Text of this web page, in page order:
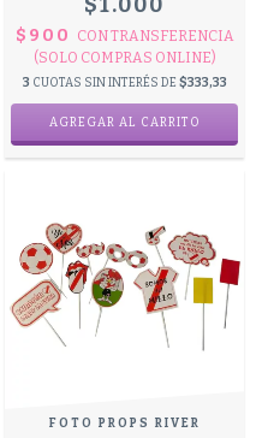
$900 CONTRANSFERENCIA
(SOLO COMPRAS ONLINE)
3 CUOTAS SIN INTERÉS DE $333,33
FOTO PROPS RIVER